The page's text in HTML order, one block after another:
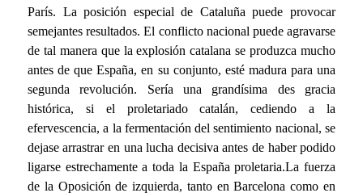
París. La posición especial de Cataluña puede provocar
semejantes resultados. El conflicto nacional puede agravarse
de tal manera que la explosión catalana se produzca mucho
antes de que España, en su conjunto, esté madura para una
segunda revolución. Sería una grandísima des gracia
histórica, si el proletariado catalán, cediendo a la
efervescencia, a la fermentación del sentimiento nacional, se
dejase arrastrar en una lucha decisiva antes de haber podido
ligarse estrechamente a toda la España proletaria.La fuerza
de la Oposición de izquierda, tanto en Barcelona como en